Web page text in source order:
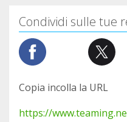
Condividi sulle tue
Copia incolla la URL
https://